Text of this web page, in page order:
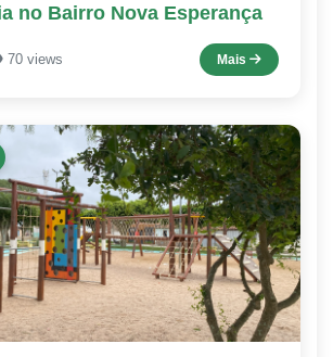
no Bairro Nova Esperança
70 views Mais